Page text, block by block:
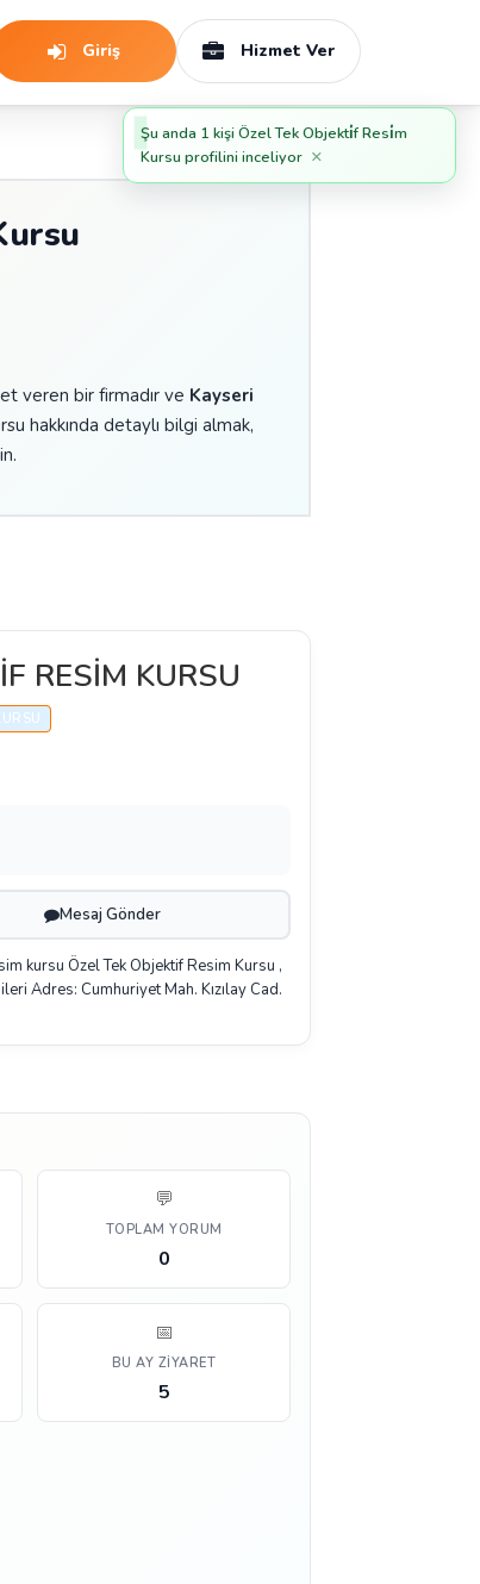
Giriş Hizmet Ver
Şu anda 1 kişi Özel Tek Objekti̇f Resi̇m
Kursu profilini inceliyor ×
veren bir firmadır ve Kayseri
hakkında detaylı bilgi almak,
RESİM KURSU
Mesaj Gönder
kursu Özel Tek Objektif Resim Kursu ,
Adres: Cumhuriyet Mah. Kızılay Cad.
💬
TOPLAM YORUM
0
📅
BU AY ZIYARET
5